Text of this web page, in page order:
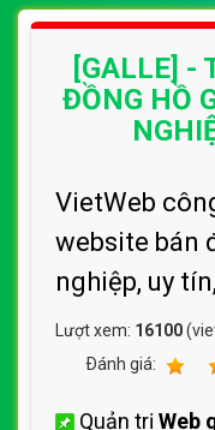
[GALLE] -
ĐỒNG HỒ
VietWeb
website bán
nghiệp, uy
Lượt xem: 16100
Ðánh giá:
Quản trị Web